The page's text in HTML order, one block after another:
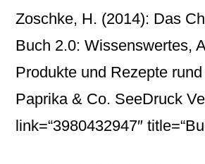
Zoschke, H. (2014): Das
Buch 2.0: Wissenswertes,
Produkte und Rezepte
Paprika & Co. SeeDruck
link=“3980432947″